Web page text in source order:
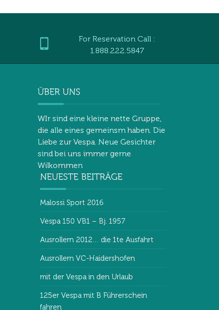
For Reservation Call :
1.888.222.5847
WIr sind eine kleine nette Gruppe,
die alle eines gemeinsm haben. Die
Liebe zur Vespa. Neue Gesichter
sind bei uns immer gerne
Wilkommen
Malossi Sport 2016
Vespa 150 VB1 – Bj. 1957
Ausrollern 2012… die 1te Ausfahrt
Ausrollern VC-Haidershofen
mit der Vespa in den Urlaub
125er Vespa mit B Führerschein
fahren